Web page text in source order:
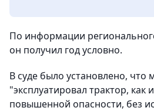
По информации
он получил год условно.
В суде было установлено, что
"эксплуатировал трактор, как
повышенной опасности, без